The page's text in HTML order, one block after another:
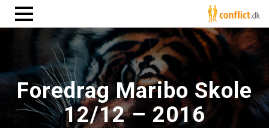
Foredrag Maribo Skole
12/12 – 2016